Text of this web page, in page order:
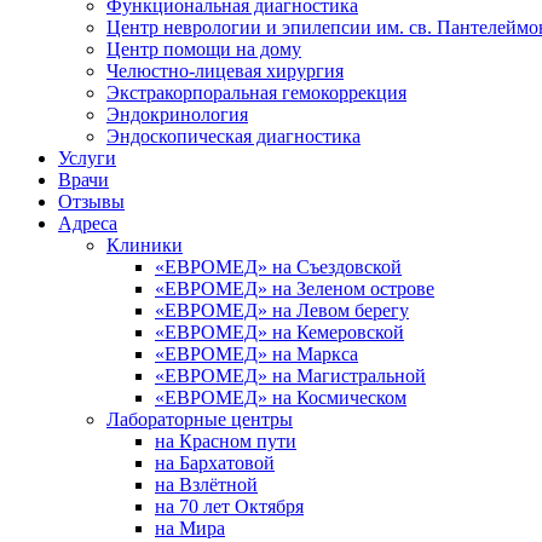
Функциональная диагностика
Центр неврологии и эпилепсии им. св.
Центр помощи на дому
Челюстно-лицевая хирургия
Экстракорпоральная гемокоррекция
Эндокринология
Эндоскопическая диагностика
Услуги
Врачи
Отзывы
Адреса
Клиники
«ЕВРОМЕД» на Съездовской
«ЕВРОМЕД» на Зеленом острове
«ЕВРОМЕД» на Левом берегу
«ЕВРОМЕД» на Кемеровской
«ЕВРОМЕД» на Маркса
«ЕВРОМЕД» на Магистральной
«ЕВРОМЕД» на Космическом
Лабораторные центры
на Красном пути
на Бархатовой
на Взлётной
на 70 лет Октября
на Мира